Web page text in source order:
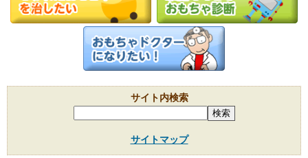
サイト内検索
サイトマップ